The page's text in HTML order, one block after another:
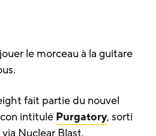
le morceau à la guitare
fait partie du nouvel
intitulé Purgatory, sorti
Nuclear Blast.